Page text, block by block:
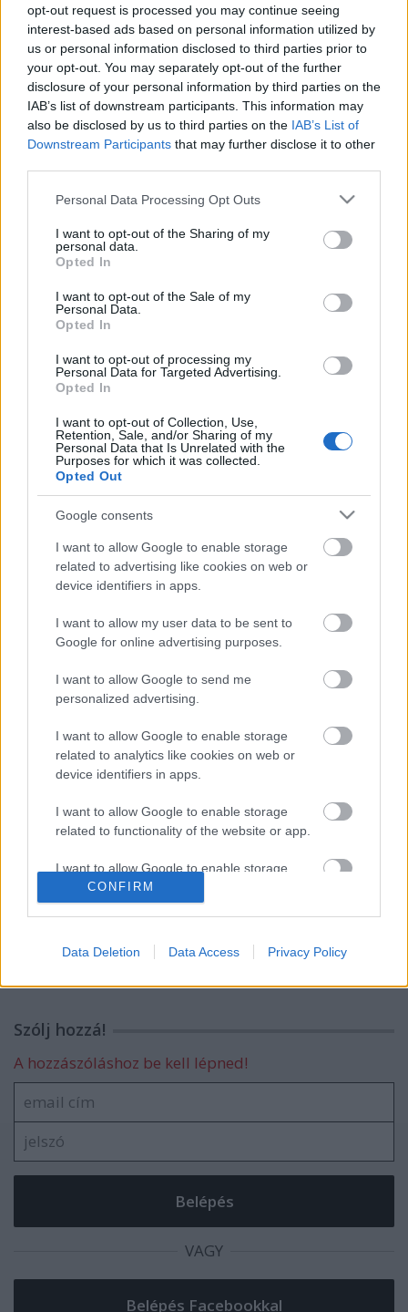
opt-out request is processed you may continue seeing
interest-based ads based on personal information utilized by
us or personal information disclosed to third parties prior to
your opt-out. You may separately opt-out of the further
disclosure of your personal information by third parties on the
IAB’s list of downstream participants. This information may
also be disclosed by us to third parties on the IAB’s List of
Downstream Participants that may further disclose it to other
Please note that this website/app uses one or more Google
not limited to your visit or usage behaviour. You may click to
grant or deny consent to Google and its third-party tags to
use your data for below specified purposes in below Google
consent section.
Personal Data Processing Opt Outs
I want to opt-out of the Sharing of my
personal data.
Opted In
I want to opt-out of the Sale of my
Personal Data.
Opted In
I want to opt-out of processing my
Personal Data for Targeted Advertising.
Opted In
I want to opt-out of Collection, Use,
Retention, Sale, and/or Sharing of my
Personal Data that Is Unrelated with the
Purposes for which it was collected.
Opted Out
Google consents
I want to allow Google to enable storage
related to advertising like cookies on web or
device identifiers in apps.
I want to allow my user data to be sent to
Google for online advertising purposes.
I want to allow Google to send me
personalized advertising.
I want to allow Google to enable storage
related to analytics like cookies on web or
device identifiers in apps.
I want to allow Google to enable storage
related to functionality of the website or app.
I want to allow Google to enable storage
related to personalization.
related to security, including authentication
functionality and fraud prevention, and other
user protection.
CONFIRM
Data Deletion Data Access Privacy Policy
Címkék:színész férfi fehér divat sztár bruce willis
férfidivat
tetszik nem tetszik
fehér öltöny
Ajánlott bejegyzések:
Trendi hajviseletek 50 felett
5 egyszerű dolog, amitől MINDEN férfi
jobban tud kinézni!
Elegancia a Paddockban: Forma-1 Pilóták
Stílusa
Új mozgalmat indít a Sziget a fiatalok
mentális egészségéért
10 FESZTIVÁL ETIKETT, AMIT
Szólj hozzá!
A hozzászóláshoz be kell lépned!
VAGY